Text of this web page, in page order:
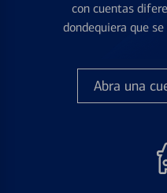
con cuentas
dondequiera que
Abra una